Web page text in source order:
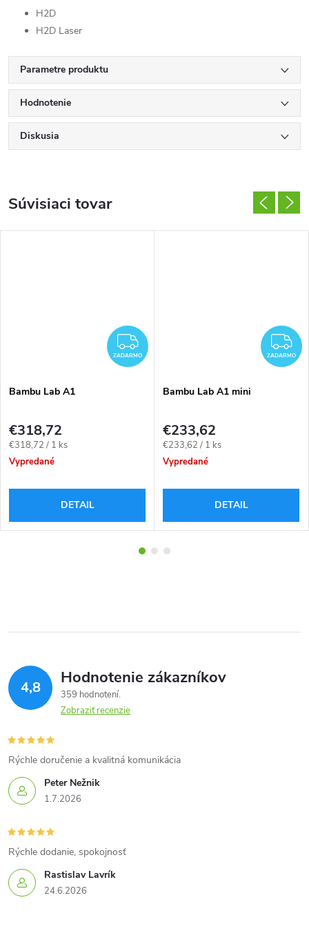
H2D
H2D Laser
Parametre produktu
Hodnotenie
Diskusia
Súvisiaci tovar
ZADARMO
ZADARMO
Bambu Lab A1
€318,72
Jednotková
cena:
€318,72 / 1 ks
Vypredané
DETAIL
ZADARMO
Bambu Lab A1 mini
€233,62
Jednotková
cena:
€233,62 / 1 ks
Vypredané
DETAIL
4,8 Hodnotenie zákazníkov
359 hodnotení
Zobraziť recenzie
Peter Nežnik
1.7.2026
Rýchle doručenie a kvalitná komunikácia
Rastislav Lavrík
24.6.2026
Rýchle dodanie, spokojnosť